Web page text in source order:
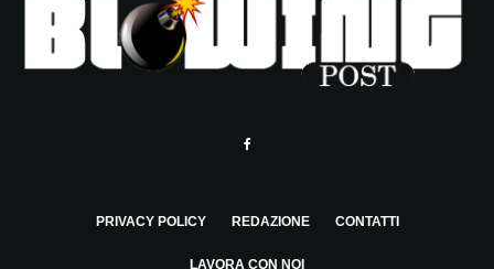
PRIVACY POLICY REDAZIONE CONTATTI
LAVORA CON NOI